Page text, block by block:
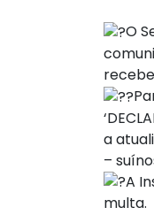
O
a
–
A
multa.